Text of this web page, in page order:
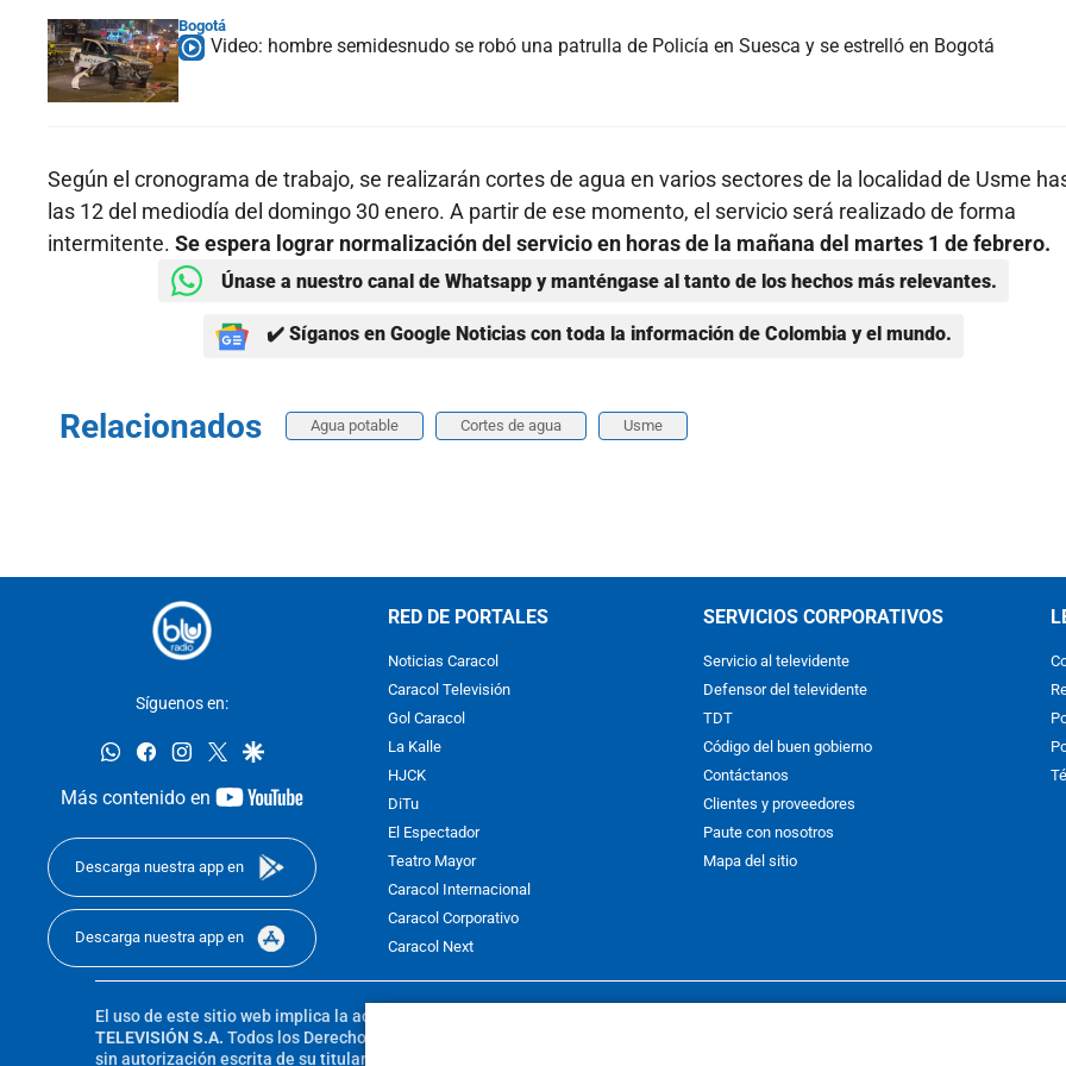
Bogotá
Video: hombre semidesnudo se robó una patrulla de Policía en Suesca y se estrelló en Bogotá
Según el cronograma de trabajo, se realizarán cortes de agua en varios sectores de la localidad de Usme
las 12 del mediodía del domingo 30 enero. A partir de ese momento, el servicio será realizado de forma
intermitente. Se espera lograr normalización del servicio en horas de la mañana del martes 1 de febrero.
Únase a nuestro canal de Whatsapp y manténgase al tanto de los hechos más relevantes.
✔️ Síganos en Google Noticias con toda la información de Colombia y el mundo.
Relacionados Agua potable Cortes de agua Usme
Síguenos en:
whatsappfacebookinstagram
twittergoogle
Más contenido en
youtube-
Descarga nuestra app en
Descarga nuestra app en
RED DE PORTALES
Noticias Caracol
Caracol Televisión
Gol Caracol
La Kalle
HJCK
DiTu
El Espectador
Teatro Mayor
Caracol Internacional
Caracol Corporativo
Caracol Next
SERVICIOS CORPORATIVOS
Servicio al televidente
Defensor del televidente
TDT
Código del buen gobierno
Contáctanos
Clientes y proveedores
Paute con nosotros
Mapa del sitio
El uso de este sitio web implica la aceptación de los
TELEVISIÓN S.A. Todos los Derechos Reservados D.R.A. Prohibida su reproducción total o parcial, así como su traducción a
sin autorización escrita de su titular. Reproduction in whole or in part, or translation without written permission is prohibited. All